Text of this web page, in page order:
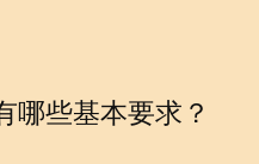
哪些基本要求？